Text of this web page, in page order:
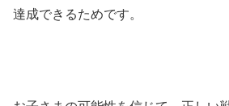
達成できるためです。